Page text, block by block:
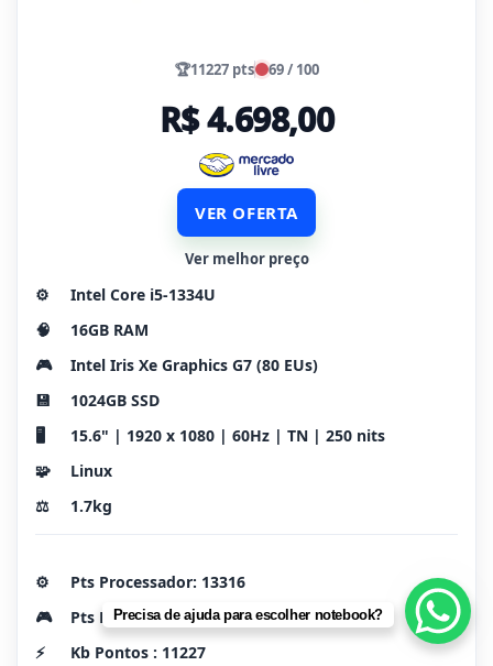
🏆11227 pts 69 / 100
R$ 4.698,00
VER OFERTA
Ver melhor preço
⚙️
Intel Core i5-1334U
🧠
16GB RAM
🎮
Intel Iris Xe Graphics G7 (80 EUs)
💾
1024GB SSD
🖥️
15.6" | 1920 x 1080 | 60Hz | TN | 250 nits
🧩
Linux
⚖️
1.7kg
⚙️
Pts Processador: 13316
🎮
Pts Placa Vídeo:3184
⚡
Kb Pontos : 11227
Precisa de ajuda para escolher notebook?